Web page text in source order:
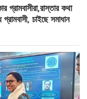
কথা
চাইছে সমাধান